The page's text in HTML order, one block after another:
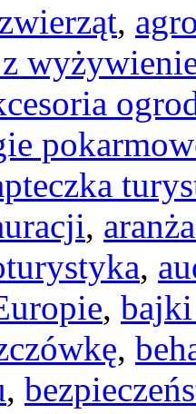
,
,
,
,
,
,